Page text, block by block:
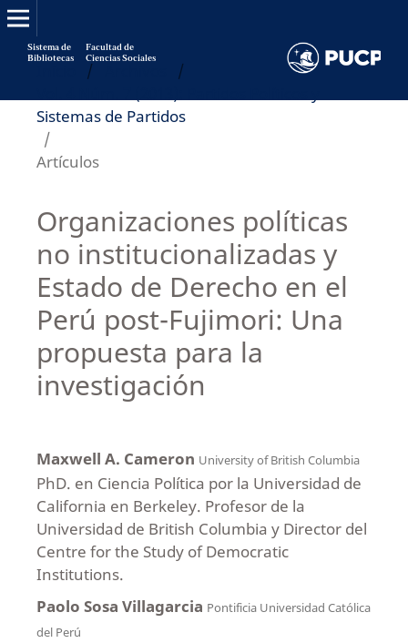
Sistema de
Bibliotecas
Facultad de
Ciencias Sociales
/
/
Sistemas de Partidos
/
Artículos
Organizaciones políticas
no institucionalizadas y
Estado de Derecho en el
Perú post-Fujimori: Una
propuesta para la
investigación
Maxwell A. Cameron University of British Columbia
PhD. en Ciencia Política por la Universidad de
California en Berkeley. Profesor de la
Universidad de British Columbia y Director del
Centre for the Study of Democratic
Institutions.
Paolo Sosa Villagarcia Pontificia Universidad Católica
del Perú